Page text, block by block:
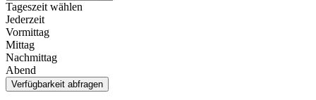
Tageszeit wählen
Jederzeit
Vormittag
Mittag
Nachmittag
Abend
Verfügbarkeit abfragen